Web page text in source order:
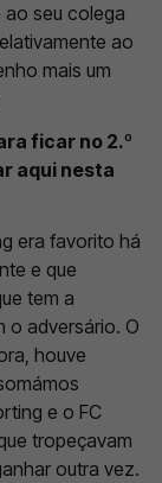
seu colega
ao
mais um
ficar no 2.º
aqui nesta
era favorito há
e que
tem a
o adversário. O
houve
e o FC
tropeçavam
outra vez.